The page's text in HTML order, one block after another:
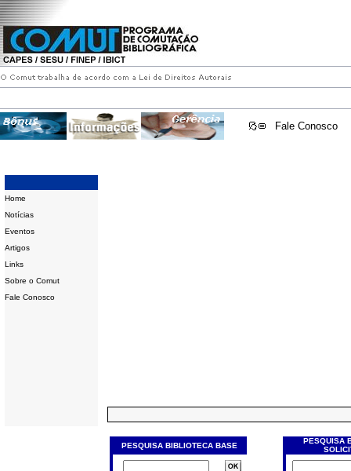
Fale Conosco
Home
Notícias
Eventos
Artigos
Links
Sobre o Comut
Fale Conosco
PESQUISA BIBLIOTECA BASE
PESQUISA